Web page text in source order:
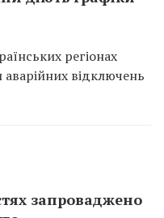
регіонах
аварійних відключень
запроваджено